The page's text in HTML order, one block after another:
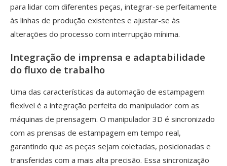
para lidar com diferentes peças, integrar-se perfeitamente
às linhas de produção existentes e ajustar-se às
alterações do processo com interrupção mínima.
Integração de imprensa e adaptabilidade
do fluxo de trabalho
Uma das características da automação de estampagem
flexível é a integração perfeita do manipulador com as
máquinas de prensagem. O manipulador 3D é sincronizado
com as prensas de estampagem em tempo real,
garantindo que as peças sejam coletadas, posicionadas e
transferidas com a mais alta precisão. Essa sincronização